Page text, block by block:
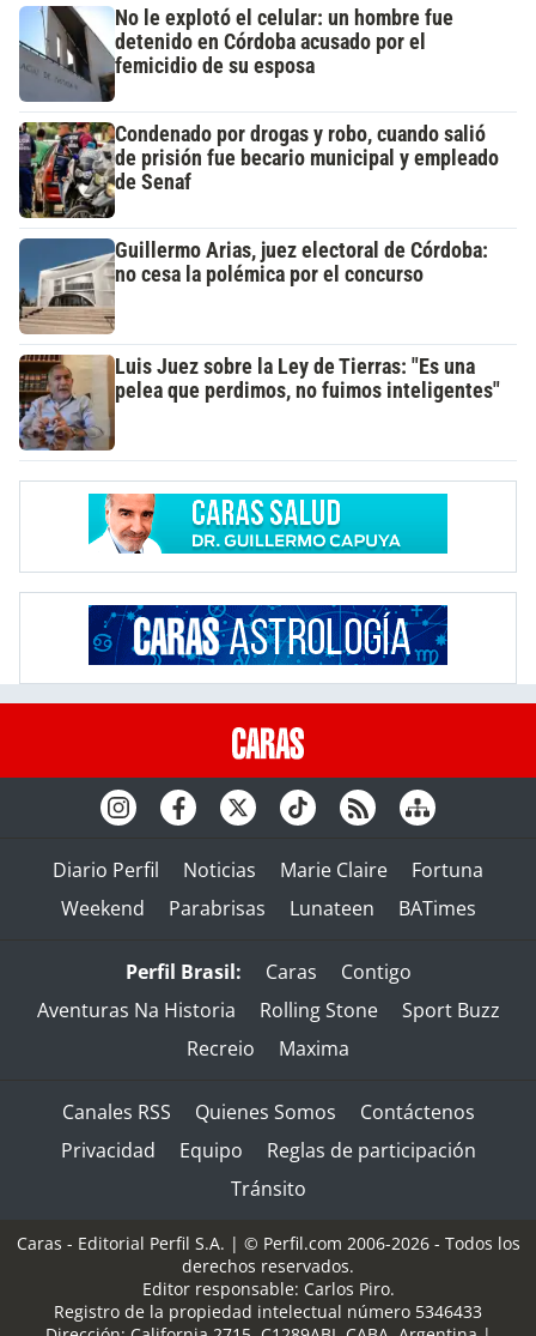
No le explotó el celular: un hombre fue
detenido en Córdoba acusado por el
femicidio de su esposa
Condenado por drogas y robo, cuando salió
de prisión fue becario municipal y empleado
de Senaf
Guillermo Arias, juez electoral de Córdoba:
no cesa la polémica por el concurso
Luis Juez sobre la Ley de Tierras: "Es una
pelea que perdimos, no fuimos inteligentes"
Diario Perfil Noticias Marie Claire
Fortuna
Weekend
Parabrisas Lunateen BATimes
Perfil Brasil: Caras
Contigo
Aventuras Na Historia
Rolling Stone
Sport Buzz
Recreio
Maxima
Canales RSS Quienes Somos
Contáctenos
Privacidad
Equipo
Reglas de participación
Tránsito
Caras - Editorial Perfil S.A. | © Perfil.com 2006-2026 - Todos los
derechos reservados.
Editor responsable: Carlos Piro.
Registro de la propiedad intelectual número 5346433